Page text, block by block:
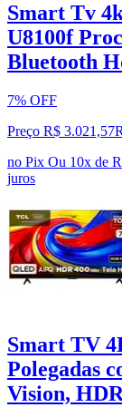
Smart Tv
U8100f
Bluetooth
7% OFF
Preço R$ 3.021,57
no Pix Ou 10x de
juros
Smart TV
Polegadas
Vision,